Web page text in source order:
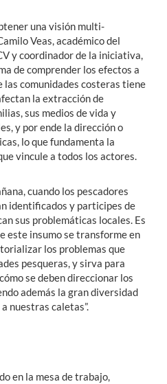
una visión multi-
Veas, académico del
y coordinador de la iniciativa,
de comprender los efectos a
las comunidades costeras tiene
la extracción de
sus medios de vida y
y por ende la dirección o
lo que fundamenta la
vincule a todos los actores.
cuando los pescadores
identificados y participes de
sus problemáticas locales. Es
este insumo se transforme en
los problemas que
pesqueras, y sirva para
se deben direccionar los
además la gran diversidad
nuestras caletas”.
en la mesa de trabajo,